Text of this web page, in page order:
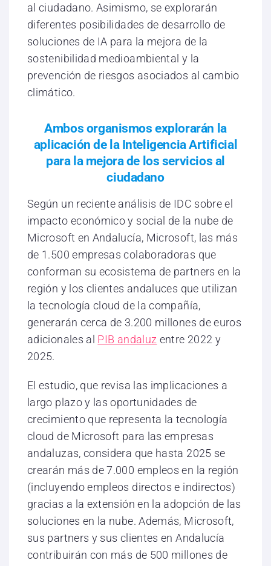
al ciudadano. Asimismo, se explorarán
diferentes posibilidades de desarrollo de
soluciones de IA para la mejora de la
sostenibilidad medioambiental y la
prevención de riesgos asociados al cambio
climático.
Ambos organismos explorarán la
aplicación de la Inteligencia Artificial
para la mejora de los servicios al
ciudadano
Según un reciente análisis de IDC sobre el
impacto económico y social de la nube de
Microsoft en Andalucía, Microsoft, las más
de 1.500 empresas colaboradoras que
conforman su ecosistema de partners en la
región y los clientes andaluces que utilizan
la tecnología cloud de la compañía,
generarán cerca de 3.200 millones de euros
adicionales al PIB andaluz entre 2022 y
2025.
El estudio, que revisa las implicaciones a
largo plazo y las oportunidades de
crecimiento que representa la tecnología
cloud de Microsoft para las empresas
andaluzas, considera que hasta 2025 se
crearán más de 7.000 empleos en la región
(incluyendo empleos directos e indirectos)
gracias a la extensión en la adopción de las
soluciones en la nube. Además, Microsoft,
sus partners y sus clientes en Andalucía
contribuirán con más de 500 millones de